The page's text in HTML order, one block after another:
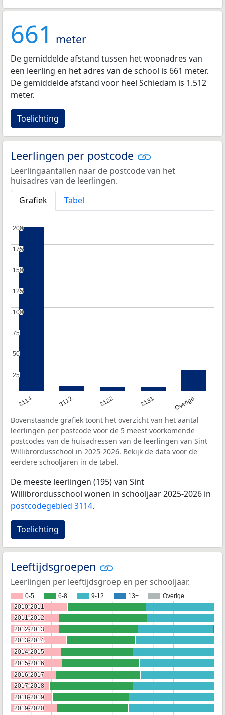
661 meter
De gemiddelde afstand tussen het woonadres van
een leerling en het adres van de school is 661 meter.
De gemiddelde afstand voor heel Schiedam is 1.512
meter.
Toelichting
Leerlingen per postcode
Leerlingaantallen naar de postcode van het
huisadres van de leerlingen.
Grafiek
Tabel
3114 3112 3122 3131 Overige
25
25
50
50
75
75
100
100
125
125
150
150
175
175
200
200
Bovenstaande grafiek toont het overzicht van het aantal
leerlingen per postcode voor de 5 meest voorkomende
postcodes van de huisadressen van de leerlingen van Sint
Willibrordusschool in 2025-2026. Bekijk de data voor de
eerdere schooljaren in de tabel.
De meeste leerlingen (195) van Sint
Willibrordusschool wonen in schooljaar 2025-2026 in
postcodegebied 3114.
Toelichting
Leeftijdsgroepen
Leerlingen per leeftijdsgroep en per schooljaar.
0-5 6-8 9-12 13+
Overige
2010-2011
2010-2011
2011-2012
2011-2012
2012-2013
2012-2013
2013-2014
2013-2014
2014-2015
2014-2015
2015-2016
2015-2016
2016-2017
2016-2017
2017-2018
2017-2018
2018-2019
2018-2019
2019-2020
2019-2020